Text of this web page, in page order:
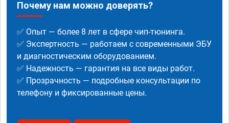
Почему нам можно доверять?
✅ Опыт — более 8 лет в сфере чип-тюнинга.
✅ Экспертность — работаем с современными ЭБУ
и диагностическим оборудованием.
✅ Надежность — гарантия на все виды работ.
✅ Прозрачность — подробные консультации по
телефону и фиксированные цены.